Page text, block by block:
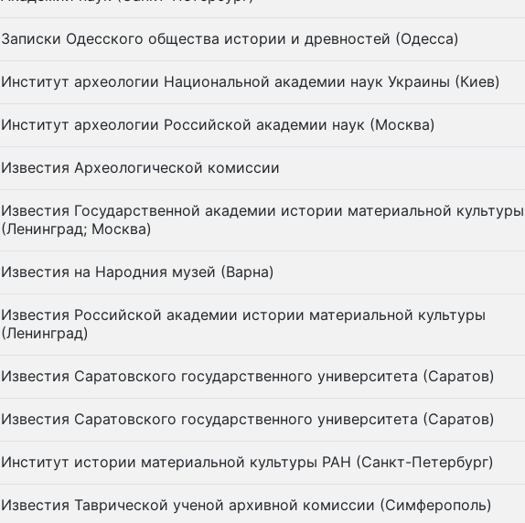
Записки Одесского общества истории и древностей (Одесса)
Институт археологии Национальной академии наук Украины (Киев)
Институт археологии Российской академии наук (Москва)
Известия Археологической комиссии
Известия Государственной академии истории материальной культуры
(Ленинград; Москва)
Известия на Народния музей (Варна)
Известия Российской академии истории материальной культуры
(Ленинград)
Известия Саратовского государственного университета (Саратов)
Известия Саратовского государственного университета (Саратов)
Институт истории материальной культуры РАН (Санкт-Петербург)
Известия Таврической ученой архивной комиссии (Симферополь)